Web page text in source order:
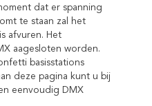
dat er spanning
te staan zal het
afvuren. Het
aagesloten worden.
basisstations
deze pagina kunt u bij
eenvoudig DMX